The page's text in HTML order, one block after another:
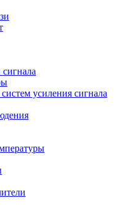
усиления сигнала